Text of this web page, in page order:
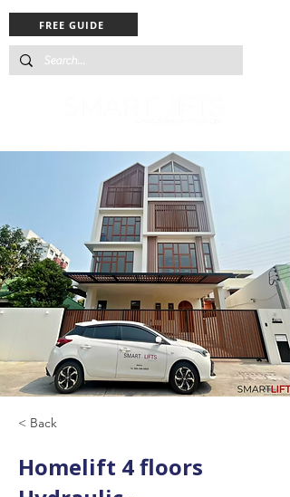
FREE GUIDE
< Back
Homelift 4 floors